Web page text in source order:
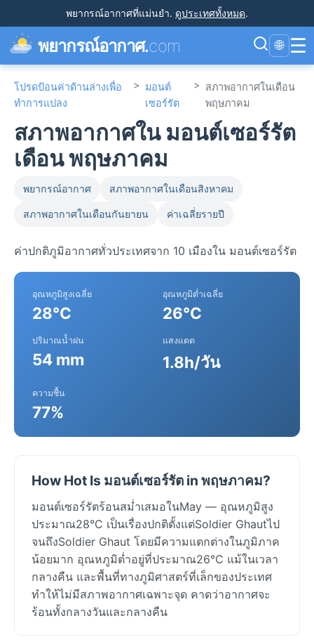
พยากรณ์อากาศที่แม่นยำ. ดูประเทศทั้งหมด.
พยากรณ์อากาศ.com 🌐 ☰
โปรดป้อนค่าด้านล่างเพื่อ
ทำการแปลง
> มอนต์
เซอร์รัต
> สภาพอากาศในเดือน
พฤษภาคม
สภาพอากาศใน มอนต์เซอร์รัต
เดือน พฤษภาคม
พยากรณ์อากาศ สภาพอากาศในเดือนสิงหาคม
สภาพอากาศในเดือนกันยายน ค่าเฉลี่ยรายปี
ค่าปกติภูมิอากาศทั่วประเทศจาก 10 เมืองใน มอนต์เซอร์รัต
อุณหภูมิสูงเฉลี่ย
28°C
อุณหภูมิต่ำเฉลี่ย
26°C
ปริมาณน้ำฝน
54 mm
แสงแดด
1.8h/วัน
ความชื้น
77%
How Hot Is มอนต์เซอร์รัต in พฤษภาคม?
มอนต์เซอร์รัตร้อนสม่ำเสมอในMay — อุณหภูมิสูง
ประมาณ28°C เป็นเรื่องปกติตั้งแต่Soldier Ghautไป
จนถึงSoldier Ghaut โดยมีความแตกต่างในภูมิภาค
น้อยมาก อุณหภูมิต่ำอยู่ที่ประมาณ26°C แม้ในเวลา
กลางคืน และพื้นที่ทางภูมิศาสตร์ที่เล็กของประเทศ
ทำให้ไม่มีสภาพอากาศเฉพาะจุด คาดว่าอากาศจะ
ร้อนทั้งกลางวันและกลางคืน